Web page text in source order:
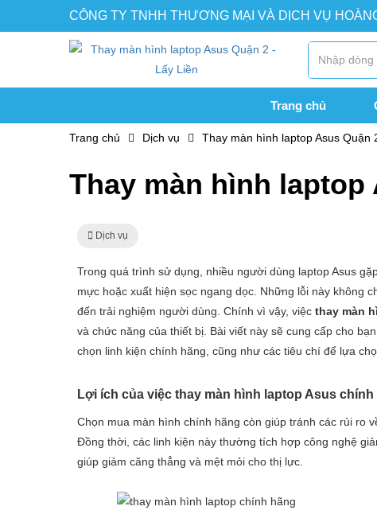
CÔNG TY TNHH THƯƠNG MẠI VÀ DỊCH VỤ
Trang chủ
Trang chủ Dịch vụ Thay màn hình laptop Asus Quận
Thay màn hình laptop
Dịch vụ
Trong quá trình sử dụng, nhiều người dùng laptop Asus
mực hoặc xuất hiện sọc ngang dọc. Những lỗi này không
đến trải nghiệm người dùng. Chính vì vậy, việc thay màn
và chức năng của thiết bị. Bài viết này sẽ cung cấp cho
chọn linh kiện chính hãng, cũng như các tiêu chí để lựa
Lợi ích của việc thay màn hình laptop Asus
Chọn mua màn hình chính hãng còn giúp tránh các rủi ro
Đồng thời, các linh kiện này thường tích hợp công nghệ
giúp giảm căng thẳng và mệt mỏi cho thị lực.